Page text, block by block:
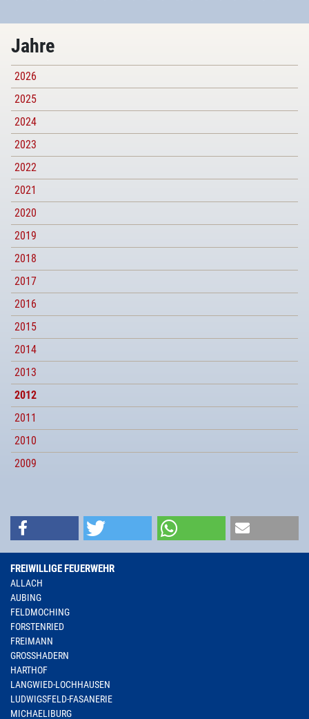
Jahre
2026
2025
2024
2023
2022
2021
2020
2019
2018
2017
2016
2015
2014
2013
2012
2011
2010
2009
FREIWILLIGE FEUERWEHR
ALLACH
AUBING
FELDMOCHING
FORSTENRIED
FREIMANN
GROSSHADERN
HARTHOF
LANGWIED-LOCHHAUSEN
LUDWIGSFELD-FASANERIE
MICHAELIBURG